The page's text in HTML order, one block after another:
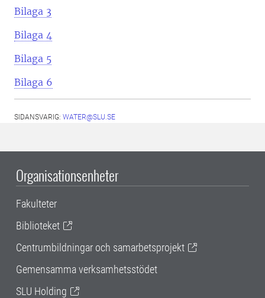
Bilaga 3
Bilaga 4
Bilaga 5
Bilaga 6
SIDANSVARIG: WATER@SLU.SE
Organisationsenheter
Fakulteter
Biblioteket
Centrumbildningar och samarbetsprojekt
Gemensamma verksamhetsstödet
SLU Holding